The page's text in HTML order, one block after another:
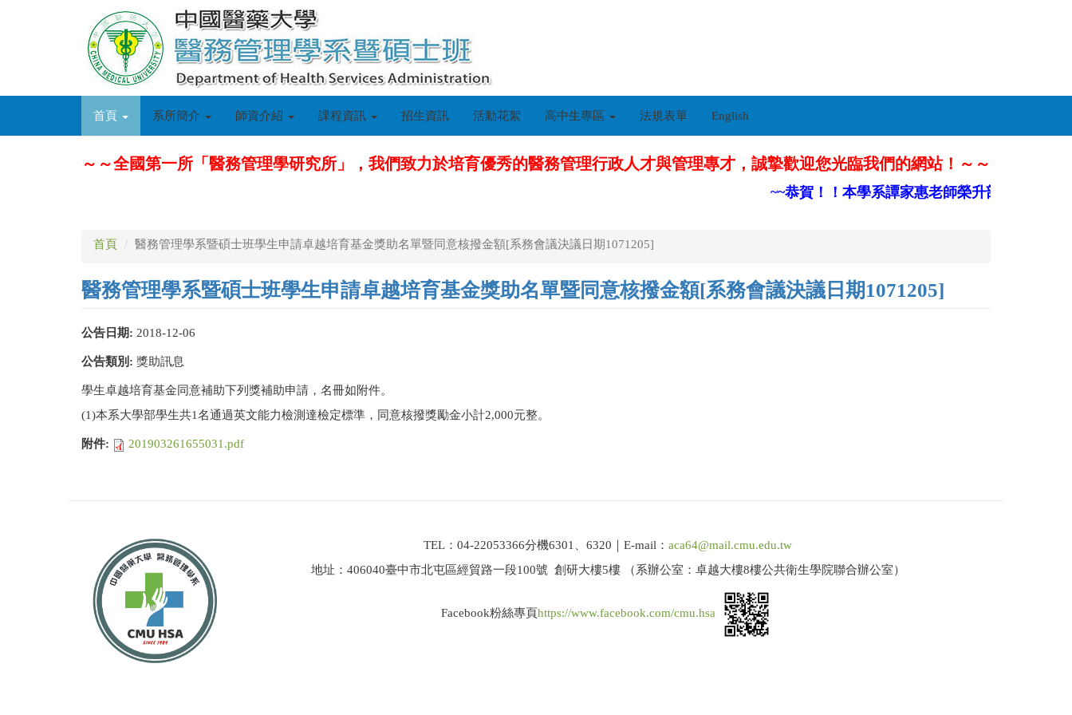
首頁 系所簡介 師資介紹 課程資訊 招生資訊 活動花絮 高中生專區 法規表單 English
～～全國第一所「醫務管理學研究所」，我們致力於培育優秀的醫務管理行政人才與管理專才，誠摯歡迎您光臨我們的網站！～～
~~恭賀！！本學系譚家惠老師榮升部定副教授~~
首頁 醫務管理學系暨碩士班學生申請卓越培育基金獎助名單暨同意核撥金額[系務會議決議日期1071205]
醫務管理學系暨碩士班學生申請卓越培育基金獎助名單暨同意核撥金額[系務會議決議日期1071205]
公告日期: 2018-12-06
公告類別: 獎助訊息
學生卓越培育基金同意補助下列獎補助申請，名冊如附件。
(1)本系大學部學生共1名通過英文能力檢測達檢定標準，同意核撥獎勵金小計2,000元整。
附件: 201903261655031.pdf
TEL：04-22053366分機6301、6320｜E-mail： aca64@mail.cmu.edu.tw
地址：406040臺中市北屯區經貿路一段100號 創研大樓5樓 （系辦公室：卓越大樓8樓公共衛生學院聯合辦公室）
Facebook粉絲專頁https://www.facebook.com/cmu.hsa